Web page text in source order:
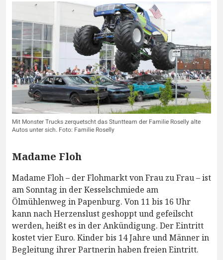
Mit Monster Trucks zerquetscht das Stuntteam der Familie Roselly alte
Autos unter sich. Foto: Familie Roselly
Madame Floh
Madame Floh – der Flohmarkt von Frau zu Frau – ist
am Sonntag in der Kesselschmiede am
Ölmühlenweg in Papenburg. Von 11 bis 16 Uhr
kann nach Herzenslust geshoppt und gefeilscht
werden, heißt es in der Ankündigung. Der Eintritt
kostet vier Euro. Kinder bis 14 Jahre und Männer in
Begleitung ihrer Partnerin haben freien Eintritt.